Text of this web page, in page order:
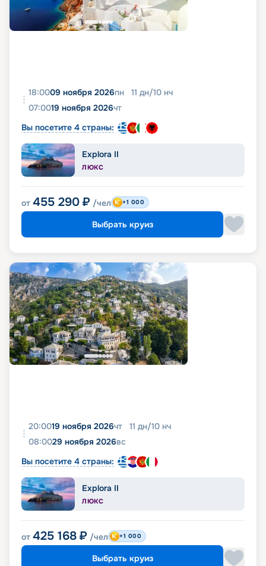
18:0009 ноября 2026пн 11 дн/10 нч
07:0019 ноября 2026чт
Вы посетите 4 страны:
Explora II
ЛЮКС
от 455 290 ₽ /чел +1 000
Выбрать круиз
20:0019 ноября 2026чт 11 дн/10 нч
08:0029 ноября 2026вс
Вы посетите 4 страны:
Explora II
ЛЮКС
от 425 168 ₽ /чел +1 000
Выбрать круиз